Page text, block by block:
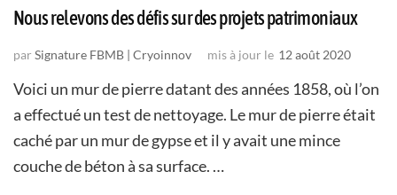
Nous relevons des défis sur des projets patrimoniaux
par Signature FBMB | Cryoinnov mis à jour le 12 août 2020
Voici un mur de pierre datant des années 1858, où l’on
a effectué un test de nettoyage. Le mur de pierre était
caché par un mur de gypse et il y avait une mince
couche de béton à sa surface. …